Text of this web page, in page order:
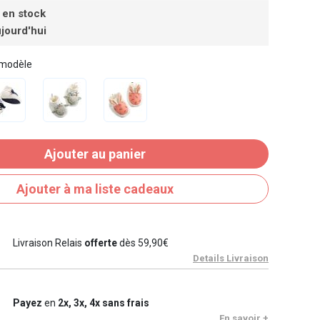
en stock
Ajouter au panier
Ajouter à ma liste cadeaux
Livraison Relais offertedès 59,90€
Details Livraison
Payez en 2x, 3x, 4x sans frais